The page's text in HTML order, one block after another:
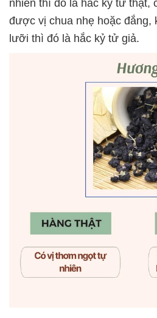
nhiên thì đó là hắc kỷ tử thật,
được vị chua nhẹ hoặc đắng,
lưỡi thì đó là hắc kỷ tử giả.